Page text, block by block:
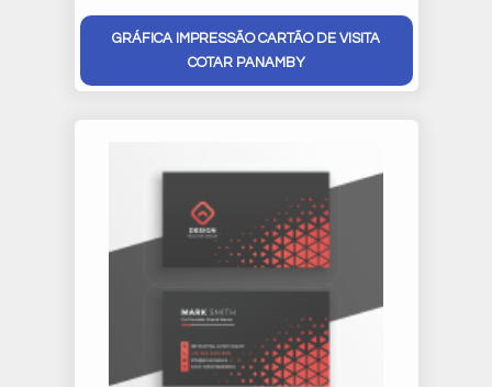
GRÁFICA IMPRESSÃO CARTÃO DE VISITA
COTAR PANAMBY